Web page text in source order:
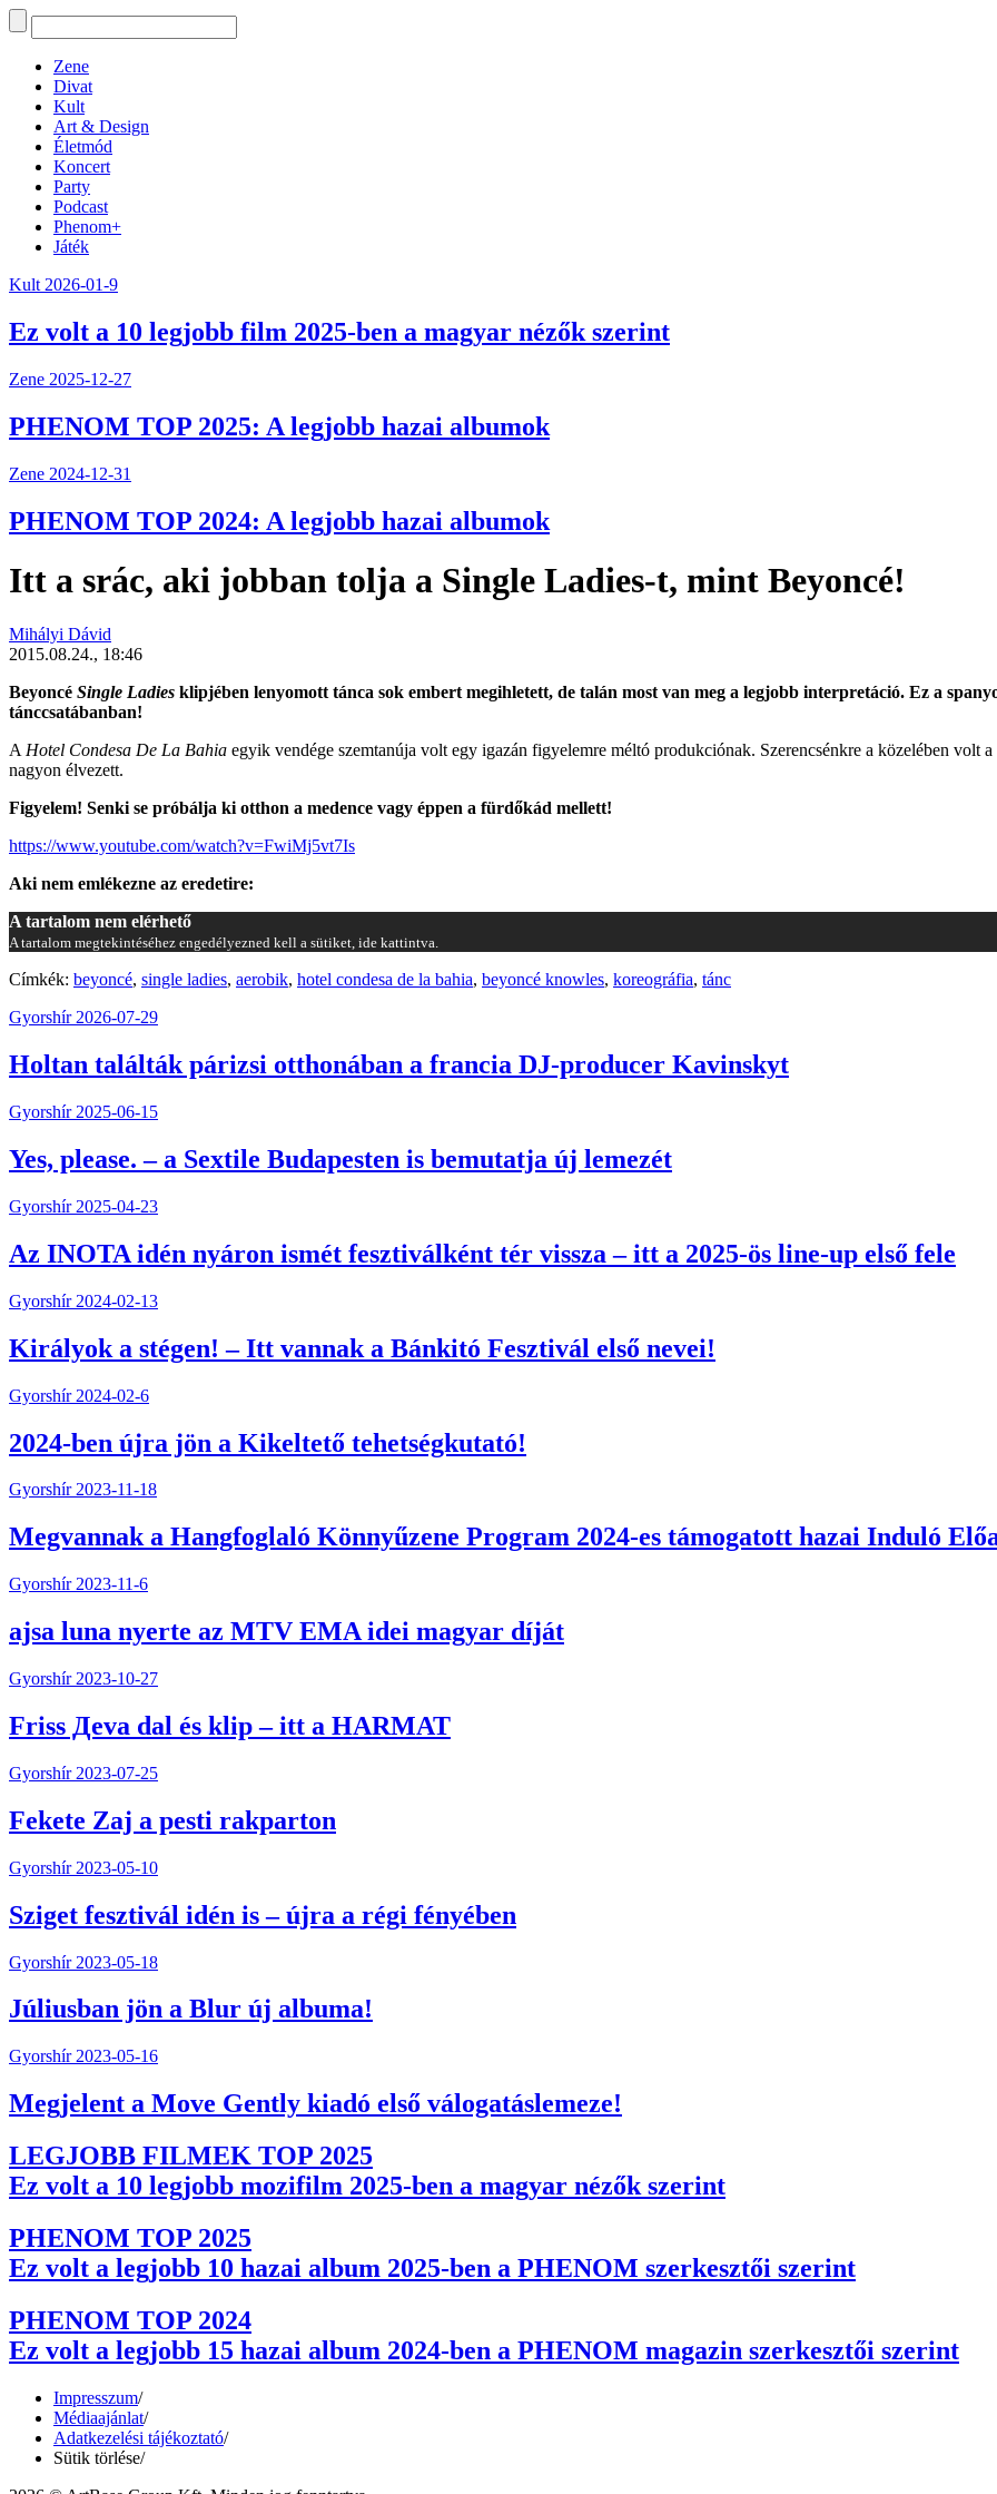
Zene
Divat
Kult
Art & Design
Életmód
Koncert
Party
Podcast
Phenom+
Játék
Kult 2026-01-9
Ez volt a 10 legjobb film 2025-ben a magyar nézők szerint
Zene 2025-12-27
PHENOM TOP 2025: A legjobb hazai albumok
Zene 2024-12-31
PHENOM TOP 2024: A legjobb hazai albumok
Itt a srác, aki jobban tolja a Single Ladies-t, mint Beyoncé!
Mihályi Dávid
2015.08.24., 18:46
Beyoncé Single Ladies klipjében lenyomott tánca sok embert megihletett, de talán most van meg a legjobb interpretáció. Ez a
tánccsatábanban!
AHotel Condesa De La Bahia egyik vendége szemtanúja volt egy igazán figyelemre méltó produkciónak. Szerencsénkre a közelében volt
nagyon élvezett.
Figyelem! Senki se próbálja ki otthon a medence vagy éppen a fürdőkád mellett!
https://www.youtube.com/watch?v=FwiMj5vt7Is
Aki nem emlékezne az eredetire:
A tartalom nem elérhető
A tartalom megtekintéséhez engedélyezned kell a sütiket, ide kattintva.
Címkék: beyoncé, single ladies, aerobik, hotel condesa de la bahia, beyoncé knowles, koreográfia, tánc
Gyorshír 2026-07-29
Holtan találták párizsi otthonában a francia DJ-producer Kavinskyt
Gyorshír 2025-06-15
Yes, please. – a Sextile Budapesten is bemutatja új lemezét
Gyorshír 2025-04-23
Az INOTA idén nyáron ismét fesztiválként tér vissza – itt a 2025-ös line-up első fele
Gyorshír 2024-02-13
Királyok a stégen! – Itt vannak a Bánkitó Fesztivál első nevei!
Gyorshír 2024-02-6
2024-ben újra jön a Kikeltető tehetségkutató!
Gyorshír 2023-11-18
Megvannak a Hangfoglaló Könnyűzene Program 2024-es támogatott hazai Induló
Gyorshír 2023-11-6
ajsa luna nyerte az MTV EMA idei magyar díját
Gyorshír 2023-10-27
Friss Дeva dal és klip – itt a HARMAT
Gyorshír 2023-07-25
Fekete Zaj a pesti rakparton
Gyorshír 2023-05-10
Sziget fesztivál idén is – újra a régi fényében
Gyorshír 2023-05-18
Júliusban jön a Blur új albuma!
Gyorshír 2023-05-16
Megjelent a Move Gently kiadó első válogatáslemeze!
LEGJOBB FILMEK TOP 2025
Ez volt a 10 legjobb mozifilm 2025-ben a magyar nézők szerint
PHENOM TOP 2025
Ez volt a legjobb 10 hazai album 2025-ben a PHENOM szerkesztői szerint
PHENOM TOP 2024
Ez volt a legjobb 15 hazai album 2024-ben a PHENOM magazin szerkesztői szerint
Impresszum/
Médiaajánlat/
Adatkezelési tájékoztató/
Sütik törlése/